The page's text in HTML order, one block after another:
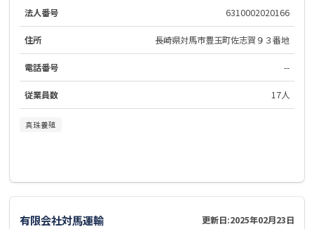
法人番号 6310002020166
住所 長崎県対馬市豊玉町佐志賀９３番地
電話番号 --
従業員数 17人
真珠養殖
有限会社対馬運輸 更新日:2025年02月23日